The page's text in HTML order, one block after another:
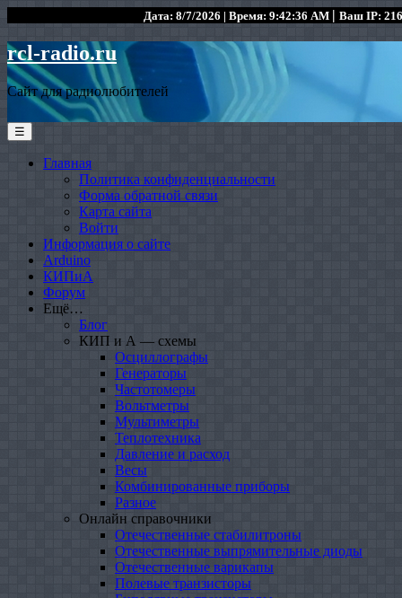
Дата: 8/7/2026 | Время: 9:42:36 AM | Ваш IP:
rcl-radio.ru
Сайт для радиолюбителей
☰
Главная
Политика конфиденциальности
Форма обратной связи
Карта сайта
Войти
Информация о сайте
Arduino
КИПиА
Форум
Ещё…
Блог
КИП и А — схемы
Осциллографы
Генераторы
Частотомеры
Вольтметры
Мультиметры
Теплотехника
Давление и расход
Весы
Комбинированные приборы
Разное
Онлайн справочники
Отечественные стабилитроны
Отечественные выпрямительные диоды
Отечественные варикапы
Полевые транзисторы